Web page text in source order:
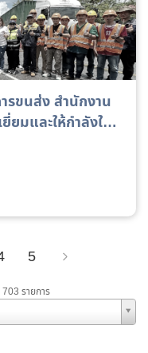
รขนส่ง สำนักงาน
ยมและให้กำลังใจผู้
กจูง(ท.3) รุ่นที่ 2
5
รายการ